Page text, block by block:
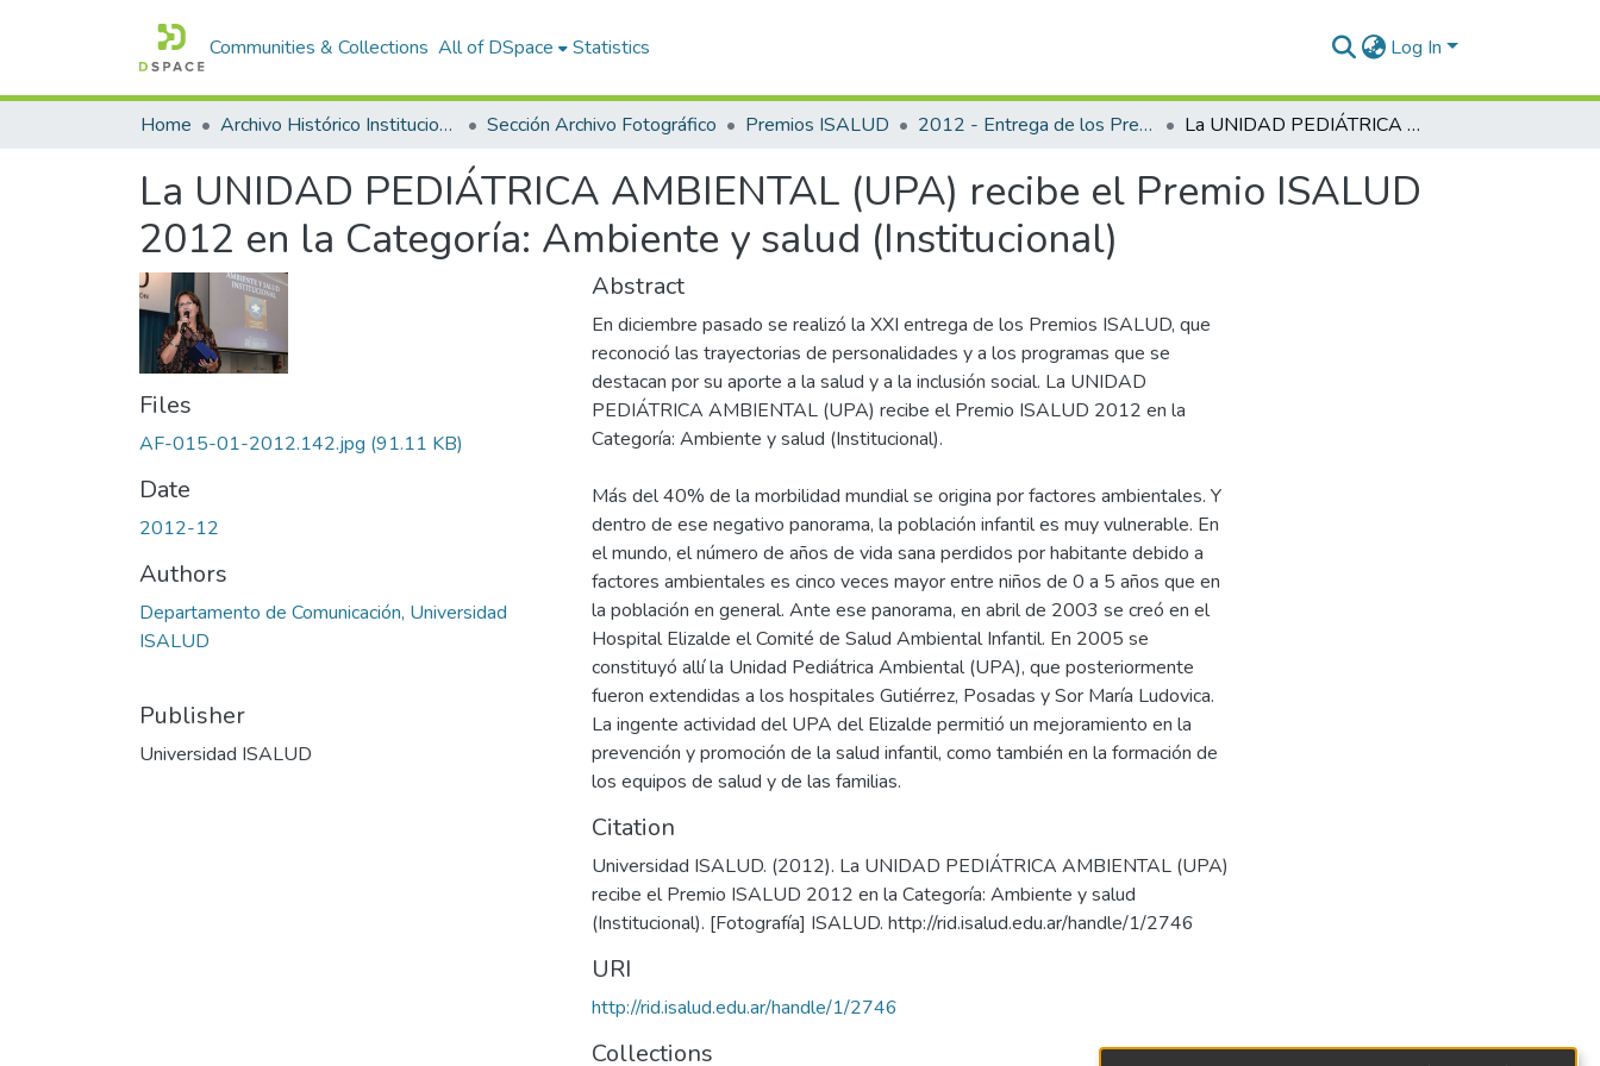
Communities & Collections All of DSpace Statistics Log In
Home Archivo Histórico Institucional Sección Archivo Fotográfico Premios ISALUD 2012 - Entrega de los Premios ISALUD La UNIDAD PEDIÁTRICA AMBIENTAL (UPA) recibe el Premio ISALUD 2012 en la Categoría: Ambiente y salud (Institucional)
La UNIDAD PEDIÁTRICA AMBIENTAL (UPA) recibe el Premio ISALUD
2012 en la Categoría: Ambiente y salud (Institucional)
Files
AF-015-01-2012.142.jpg (91.11 KB)
Date
2012-12
Authors
Departamento de Comunicación, Universidad
ISALUD
Publisher
Universidad ISALUD
Abstract
En diciembre pasado se realizó la XXI entrega de los Premios ISALUD, que
reconoció las trayectorias de personalidades y a los programas que se
destacan por su aporte a la salud y a la inclusión social. La UNIDAD
PEDIÁTRICA AMBIENTAL (UPA) recibe el Premio ISALUD 2012 en la
Categoría: Ambiente y salud (Institucional).
Más del 40% de la morbilidad mundial se origina por factores ambientales. Y
dentro de ese negativo panorama, la población infantil es muy vulnerable. En
el mundo, el número de años de vida sana perdidos por habitante debido a
factores ambientales es cinco veces mayor entre niños de 0 a 5 años que en
la población en general. Ante ese panorama, en abril de 2003 se creó en el
Hospital Elizalde el Comité de Salud Ambiental Infantil. En 2005 se
constituyó allí la Unidad Pediátrica Ambiental (UPA), que posteriormente
fueron extendidas a los hospitales Gutiérrez, Posadas y Sor María Ludovica.
La ingente actividad del UPA del Elizalde permitió un mejoramiento en la
prevención y promoción de la salud infantil, como también en la formación de
los equipos de salud y de las familias.
Citation
Universidad ISALUD. (2012). La UNIDAD PEDIÁTRICA AMBIENTAL (UPA)
recibe el Premio ISALUD 2012 en la Categoría: Ambiente y salud
(Institucional). [Fotografía] ISALUD. http://rid.isalud.edu.ar/handle/1/2746
URI
http://rid.isalud.edu.ar/handle/1/2746
Collections